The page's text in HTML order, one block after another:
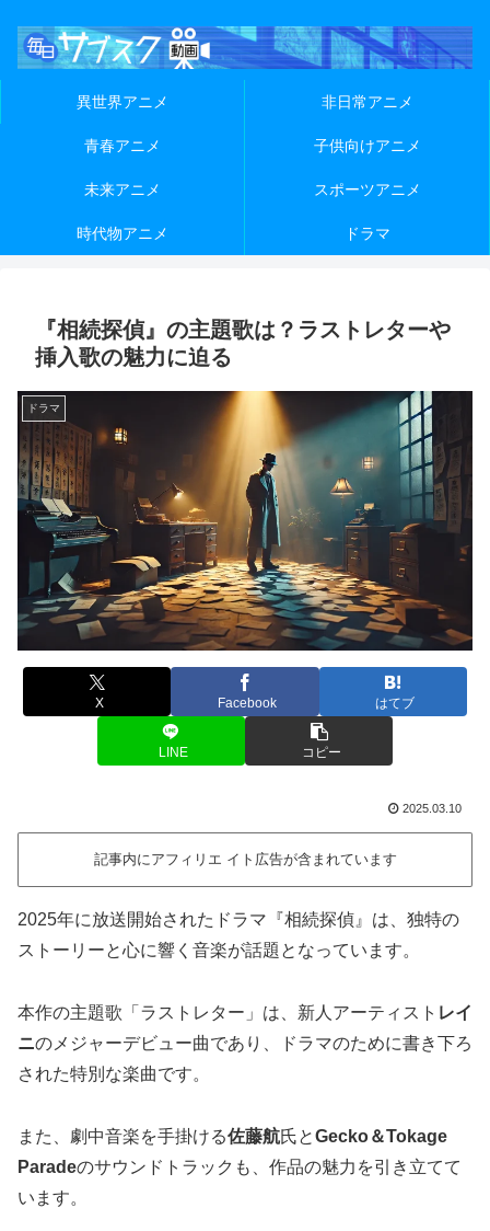
異世界アニメ 非日常アニメ
青春アニメ 子供向けアニメ
未来アニメ スポーツアニメ
時代物アニメ ドラマ
『相続探偵』の主題歌は？ラストレターや
挿入歌の魅力に迫る
ドラマ
X Facebook はてブ
LINE コピー
2025.03.10
記事内にアフィリエ イト広告が含まれています
2025年に放送開始されたドラマ『相続探偵』は、独特の
ストーリーと心に響く音楽が話題となっています。
本作の主題歌「ラストレター」は、新人アーティスト レイ
ニのメジャーデビュー曲であり、ドラマのために書き下ろ
された特別な楽曲です。
また、劇中音楽を手掛ける佐藤航氏とGecko＆Tokage
Paradeのサウンドトラックも、作品の魅力を引き立てて
います。